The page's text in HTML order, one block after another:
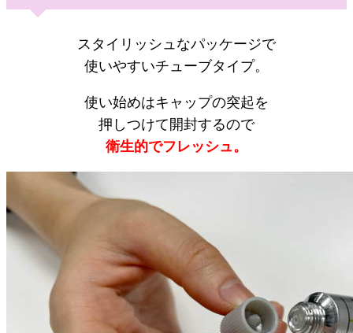
スタイリッシュなパッケージで
使いやすいチューブタイプ。
使い始めはキャップの突起を
押しつけて開封するので
衛生的でフレッシュ。